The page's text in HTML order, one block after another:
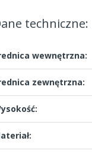
techniczne:
wewnętrzna:
zewnętrzna: